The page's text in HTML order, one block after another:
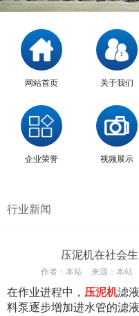
网站首页 关于我们
企业荣誉 视频展示
行业新闻
压泥机在社会
作者： 本站 来源： 本站
在作业进程中， 压泥机滤
料泵逐步增加进水管的滤